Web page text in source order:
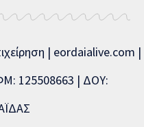
| eordaialive.com |
125508663 | ΔΟΥ: